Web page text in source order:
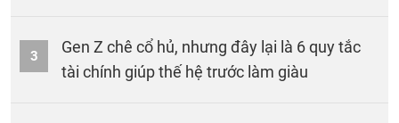
3
Gen Z chê cổ hủ, nhưng đây lại là 6 quy tắc
tài chính giúp thế hệ trước làm giàu